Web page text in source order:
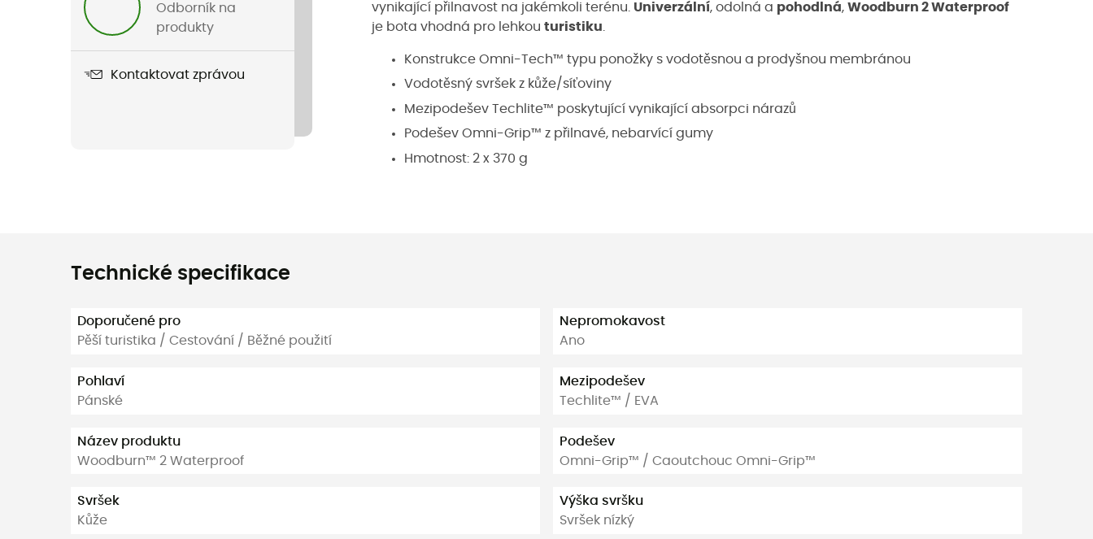
Odborník na
produkty
Kontaktovat zprávou
vynikající přilnavost na jakémkoli terénu. Univerzální, odolná a pohodlná, Woodburn 2 Waterproof
je bota vhodná pro lehkou turistiku
Konstrukce Omni-Tech™ typu ponožky s vodotěsnou a prodyšnou membránou
Vodotěsný svršek z kůže/síťoviny
Mezipodešev Techlite™ poskytující vynikající absorpci nárazů
Podešev Omni-Grip™ z přilnavé, nebarvící gumy
Hmotnost: 2 x 370 g
Technické specifikace
Doporučené pro
Pěší turistika / Cestování / Běžné použití
Pohlaví
Pánské
Název produktu
Woodburn™ 2 Waterproof
Svršek
Kůže
Nepromokavost
Ano
Mezipodešev
Techlite™ / EVA
Podešev
Omni-Grip™ / Caoutchouc Omni-Grip™
Výška svršku
Svršek nízký